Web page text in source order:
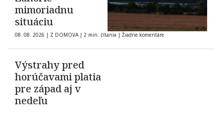
mimoriadnu
situáciu
08. 08. 2026 | Z DOMOVA | 2 min. čítania | Žiadne komentáre
Výstrahy pred
horúčavami platia
pre západ aj v
nedeľu